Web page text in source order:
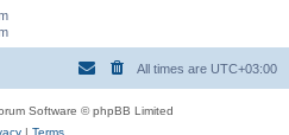
All times are UTC+03:00
Software © phpBB Limited
| Terms